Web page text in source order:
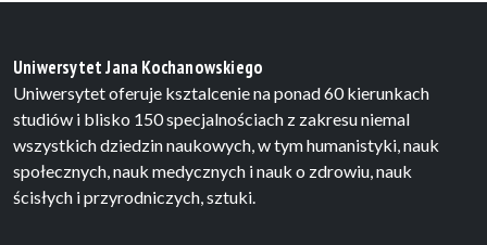
Uniwersytet Jana Kochanowskiego
Uniwersytet oferuje ksztalcenie na ponad 60 kierunkach
studiów i blisko 150 specjalnościach z zakresu niemal
wszystkich dziedzin naukowych, w tym humanistyki, nauk
społecznych, nauk medycznych i nauk o zdrowiu, nauk
ścisłych i przyrodniczych, sztuki.